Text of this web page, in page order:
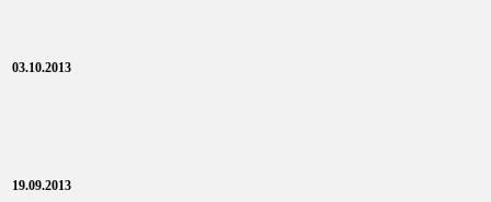
03.10.2013
19.09.2013